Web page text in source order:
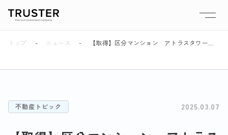
トップ ニュース
不動産トピック 2025.03.07